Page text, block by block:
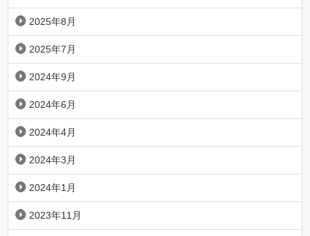
2025年8月
2025年7月
2024年9月
2024年6月
2024年4月
2024年3月
2024年1月
2023年11月